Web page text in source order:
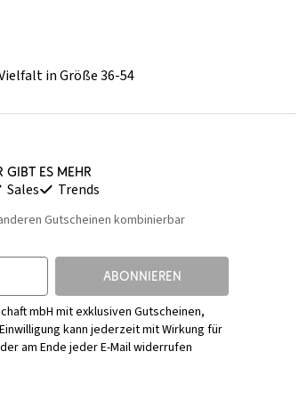
in Größe 36-54
es mehr
Sales Trends
Gutscheinen kombinierbar
ABONNIEREN
mbH mit exklusiven Gutscheinen,
kann jederzeit mit Wirkung für
am Ende jeder E-Mail widerrufen